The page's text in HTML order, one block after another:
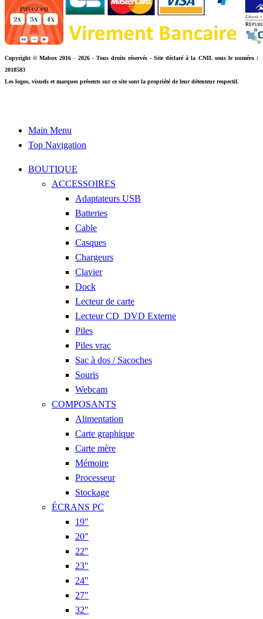
Copyright © Mabox 2016 - 2026 - Tous droits réservés - Site déclaré à la CNIL sous le numéro :
2018583
Les logos, visuels et marques présents sur ce site sont la propriété de leur détenteur respectif.
Main Menu
Top Navigation
BOUTIQUE
ACCESSOIRES
Adaptateurs USB
Batteries
Cable
Casques
Chargeurs
Clavier
Dock
Lecteur de carte
Lecteur CD_DVD Externe
Piles
Piles vrac
Sac à dos / Sacoches
Souris
Webcam
COMPOSANTS
Alimentation
Carte graphique
Carte mère
Mémoire
Processeur
Stockage
ÉCRANS PC
19″
20″
22″
23″
24″
27″
32″